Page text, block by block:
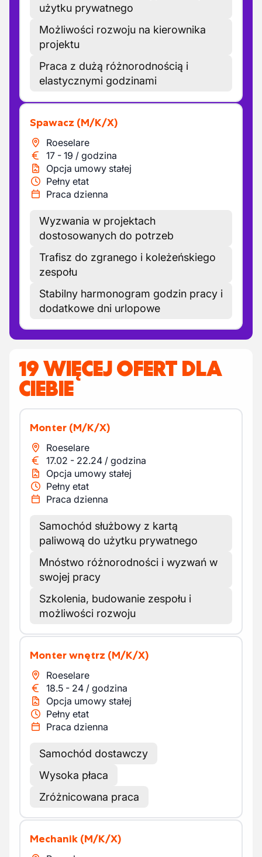
użytku prywatnego
Możliwości rozwoju na kierownika
projektu
Praca z dużą różnorodnością i
elastycznymi godzinami
Spawacz (M/K/X)
Roeselare
17 - 19 / godzina
Opcja umowy stałej
Pełny etat
Praca dzienna
Wyzwania w projektach
dostosowanych do potrzeb
Trafisz do zgranego i koleżeńskiego
zespołu
Stabilny harmonogram godzin pracy i
dodatkowe dni urlopowe
19 WIĘCEJ OFERT DLA
CIEBIE
Monter (M/K/X)
Roeselare
17.02 - 22.24 / godzina
Opcja umowy stałej
Pełny etat
Praca dzienna
Samochód służbowy z kartą
paliwową do użytku prywatnego
Mnóstwo różnorodności i wyzwań w
swojej pracy
Szkolenia, budowanie zespołu i
możliwości rozwoju
Monter wnętrz (M/K/X)
Roeselare
18.5 - 24 / godzina
Opcja umowy stałej
Pełny etat
Praca dzienna
Samochód dostawczy
Wysoka płaca
Zróżnicowana praca
Mechanik (M/K/X)